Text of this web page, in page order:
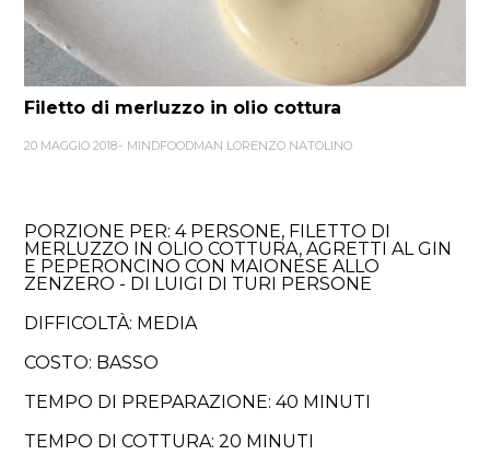
Filetto di merluzzo in olio cottura
20 MAGGIO 2018 MINDFOODMAN LORENZO NATOLINO
PORZIONE PER: 4 PERSONE, FILETTO DI
MERLUZZO IN OLIO COTTURA, AGRETTI AL GIN
E PEPERONCINO CON MAIONESE ALLO
ZENZERO - DI LUIGI DI TURI PERSONE
DIFFICOLTÀ: MEDIA
COSTO: BASSO
TEMPO DI PREPARAZIONE: 40 MINUTI
TEMPO DI COTTURA: 20 MINUTI